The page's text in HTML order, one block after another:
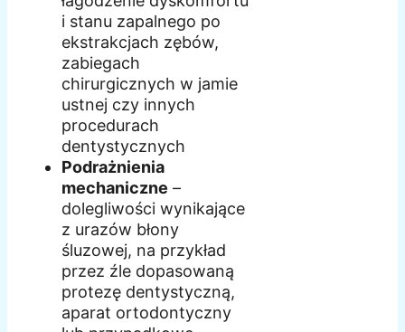
i stanu zapalnego po
ekstrakcjach zębów,
zabiegach
chirurgicznych w jamie
ustnej czy innych
procedurach
dentystycznych
Podrażnienia
mechaniczne –
dolegliwości wynikające
z urazów błony
śluzowej, na przykład
przez źle dopasowaną
protezę dentystyczną,
aparat ortodontyczny